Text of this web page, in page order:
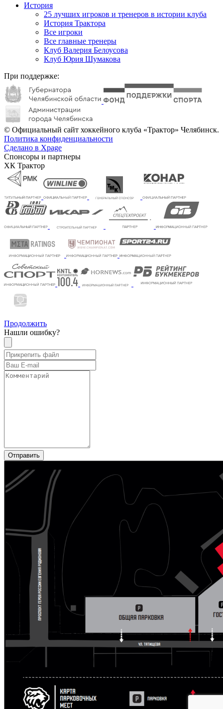
История
25 лучших игроков и тренеров в истории клуба
История Трактора
Все игроки
Все главные тренеры
Клуб Валерия Белоусова
Клуб Юрия Шумакова
При поддержке:
© Официальный сайт хоккейного клуба «Трактор» Челябинск.
Политика конфиденциальности
Сделано в Xpage
Спонсоры и партнеры
ХК Трактор
Продолжить
Нашли ошибку?